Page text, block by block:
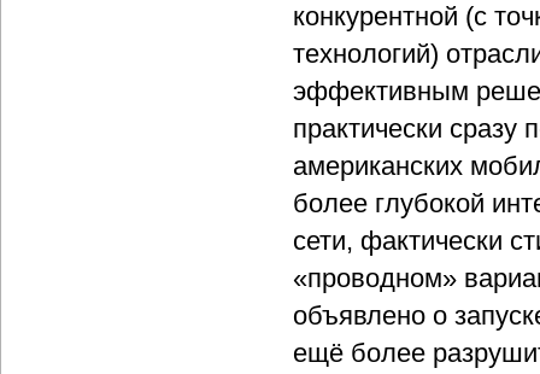
конкурентной (с
технологий)
эффективным
практически
американских
более глубокой
сети, фактически
«проводном»
объявлено о
ещё более